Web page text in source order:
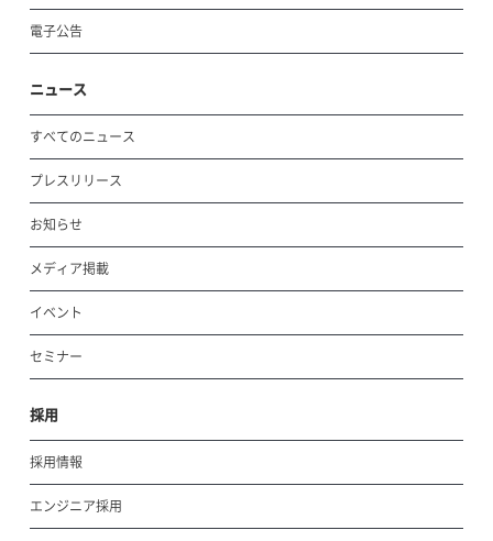
電子公告
ニュース
すべてのニュース
プレスリリース
お知らせ
メディア掲載
イベント
セミナー
採用
採用情報
エンジニア採用